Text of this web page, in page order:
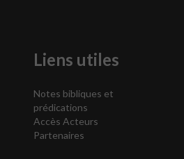
Liens utiles
Notes bibliques et
prédications
Accès Acteurs
Partenaires